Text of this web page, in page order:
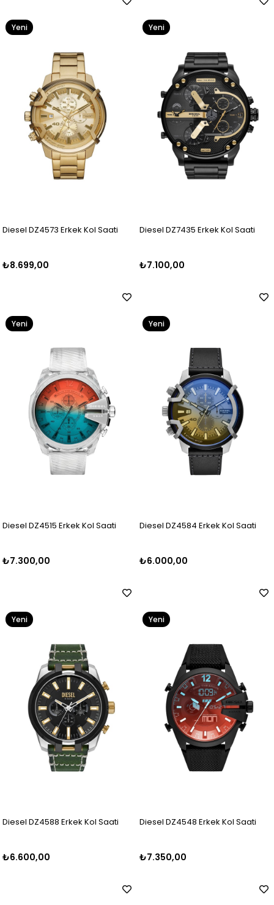
Diesel DZ4573 Erkek Kol Saati
₺8.699,00
Yeni
Diesel DZ7435 Erkek Kol Saati
₺7.100,00
Yeni
Diesel DZ4515 Erkek Kol Saati
₺7.300,00
Yeni
Diesel DZ4584 Erkek Kol Saati
₺6.000,00
Yeni
Diesel DZ4588 Erkek Kol Saati
₺6.600,00
Yeni
Diesel DZ4548 Erkek Kol Saati
₺7.350,00
Yeni